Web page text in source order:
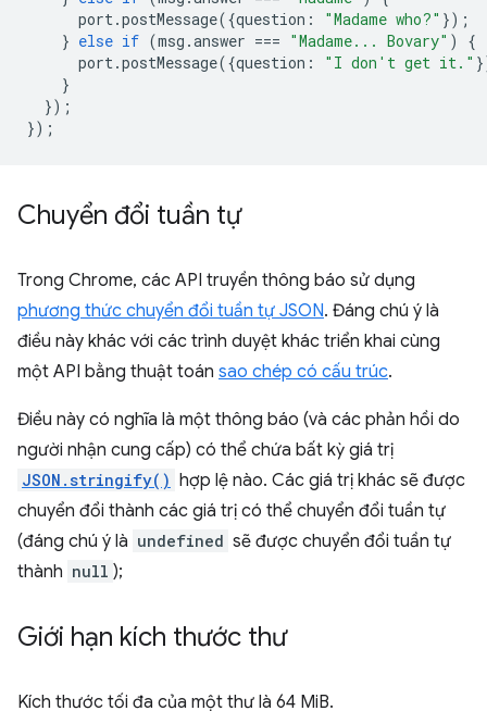
port.postMessage({question : "Madame who?" });
} else if (msg .answer === "Madame... Bovary" )
{
port.postMessage({question : "I don't get it."
}
});
});
Chuyển đổi tuần tự
Trong Chrome, các API truyền thông báo sử dụng
phương thức chuyển đổi tuần tự JSON. Đáng chú ý là
điều này khác với các trình duyệt khác triển khai cùng
một API bằng thuật toán sao chép có cấu trúc.
Điều này có nghĩa là một thông báo (và các phản hồi do
người nhận cung cấp) có thể chứa bất kỳ giá trị
JSON.stringify() hợp lệ nào. Các giá trị khác sẽ được
chuyển đổi thành các giá trị có thể chuyển đổi tuần tự
(đáng chú ý là undefined sẽ được chuyển đổi tuần tự
thành null );
Giới hạn kích thước thư
Kích thước tối đa của một thư là 64 MiB.